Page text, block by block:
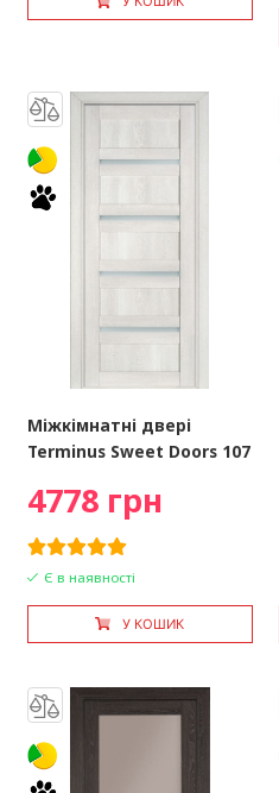
Міжкімнатні двері
Terminus Sweet Doors 107
4778 грн
Є в наявності
У КОШИК